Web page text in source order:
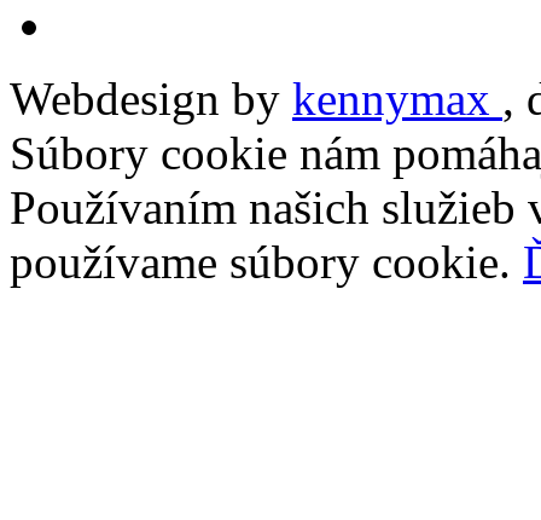
Webdesign by kennymax ,
Súbory cookie nám
Používaním našich služieb
používame súbory cookie.